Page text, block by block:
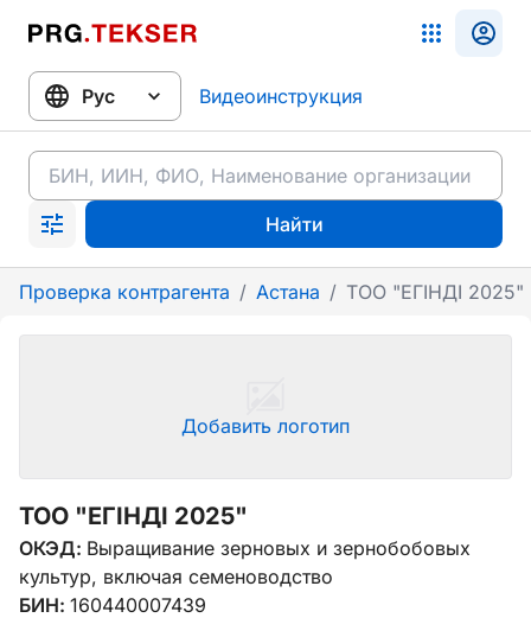
Видеоинструкция
Найти
Проверка контрагента / Астана / ТОО "ЕГІНДІ 2025"
Добавить логотип
ТОО "ЕГІНДІ 2025"
ОКЭД: Выращивание зерновых и зернобобовых
культур, включая семеноводство
БИН: 160440007439